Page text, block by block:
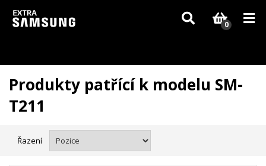
Vzhledem k aktuální situaci se může dodání dílů, které nejsou skladem,
zpozdit. Děkujeme za pochopení.
0
Produkty patřící k modelu SM-
T211
Řazení